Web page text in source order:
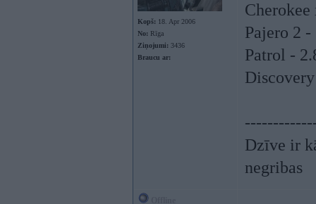
Kopš: 18. Apr 2006
No: Rīga
Ziņojumi: 3436
Braucu ar:
Pajero 2
Patrol -
Dzīve ir
negribas